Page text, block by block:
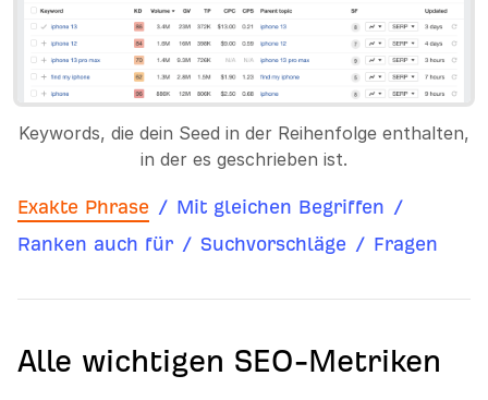
Keywords, die dein Seed in der Reihenfolge enthalten,
in der es geschrieben ist.
Exakte Phrase / Mit gleichen Begriffen /
Ranken auch für / Suchvorschläge / Fragen
Alle wichtigen SEO-Metriken